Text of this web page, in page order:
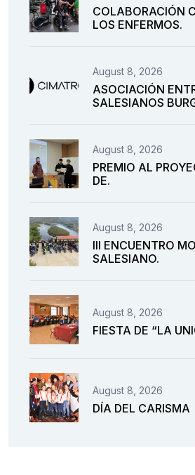
COLABORACIÓN
LOS ENFERMOS.
August 8, 2026
ASOCIACIÓN
SALESIANOS
August 8, 2026
PREMIO AL
DE.
August 8, 2026
III ENCUENTRO
SALESIANO.
August 8, 2026
FIESTA DE “LA
August 8, 2026
DÍA DEL CARISMA